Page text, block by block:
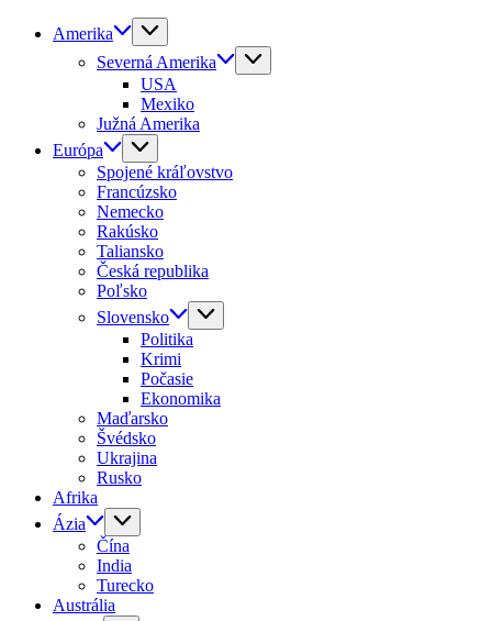
Amerika
Severná Amerika
USA
Mexiko
Južná Amerika
Európa
Spojené kráľovstvo
Francúzsko
Nemecko
Rakúsko
Taliansko
Česká republika
Poľsko
Slovensko
Politika
Krimi
Počasie
Ekonomika
Maďarsko
Švédsko
Ukrajina
Rusko
Afrika
Ázia
Čína
India
Turecko
Austrália